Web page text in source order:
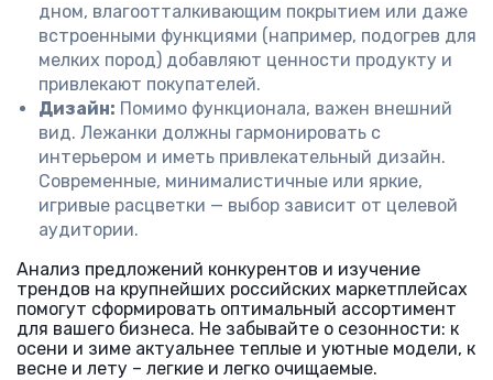
дном, влагоотталкивающим покрытием или даже
встроенными функциями (например, подогрев для
мелких пород) добавляют ценности продукту и
привлекают покупателей.
Дизайн: Помимо функционала, важен внешний
вид. Лежанки должны гармонировать с
интерьером и иметь привлекательный дизайн.
Современные, минималистичные или яркие,
игривые расцветки — выбор зависит от целевой
аудитории.
Анализ предложений конкурентов и изучение
трендов на крупнейших российских маркетплейсах
помогут сформировать оптимальный ассортимент
для вашего бизнеса. Не забывайте о сезонности: к
осени и зиме актуальнее теплые и уютные модели, к
весне и лету – легкие и легко очищаемые.